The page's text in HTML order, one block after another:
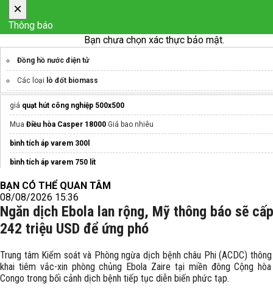
×
Thông báo
Bạn chưa chọn xác thực bảo mật.
Đồng hồ nước điện tử
Các loại lò đốt biomass
Biến tần cho băng tải
soner.vn
Tấm năng lượng mặt trời
Sửa tủ lạnh đà nẵng
Face Wash Fox on Facebook
nốt ruồi ở giữa sống mũi nam
Đèn pha led điện
Hệ thống lò hơi công nghiệp đốt củi
Điều hòa Hợp Phát
giá quạt hút công nghiệp 500x500
Mua Điều hòa Casper 18000 Giá bao nhiêu
bình tích áp varem 300l
bình tích áp varem 750 lít
cấu tạo pin năng lượng mặt trời
BẠN CÓ THỂ QUAN TÂM
08/08/2026 15:36
Ngăn dịch Ebola lan rộng, Mỹ thông báo sẽ
242 triệu USD để ứng phó
Trung tâm Kiểm soát và Phòng ngừa dịch bệnh châu Phi (ACDC)
khai tiêm vắc-xin phòng chủng Ebola Zaire tại miền đông Cộng
Congo trong bối cảnh dịch bệnh tiếp tục diễn biến phức tạp.